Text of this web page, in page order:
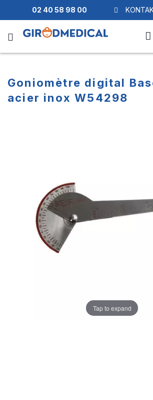
02 40 58 98 00
Goniomètre digital
acier inox W54298
Tap to expand